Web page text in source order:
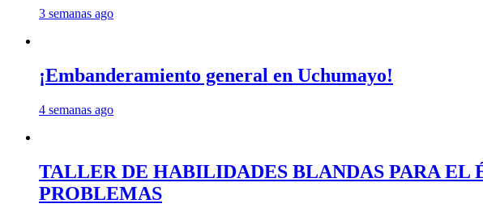
3 semanas ago
¡Embanderamiento general en Uchumayo!
4 semanas ago
TALLER DE HABILIDADES BLANDAS PARA
PROBLEMAS